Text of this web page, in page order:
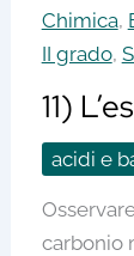
Chimica,
II grado,
11)
acidi e
carbonio